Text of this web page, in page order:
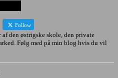
Follow
den østrigske skole, den private
Følg med på min blog hvis du vil